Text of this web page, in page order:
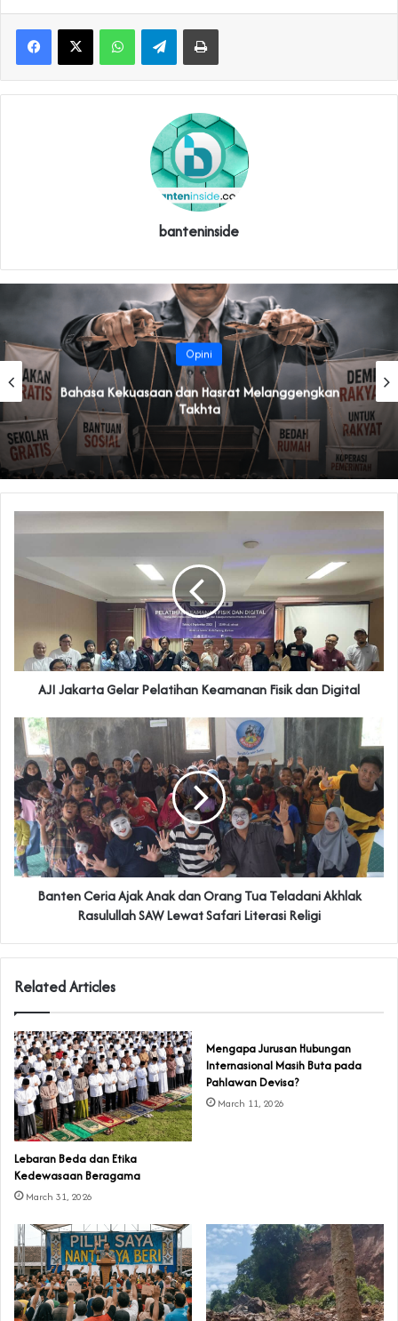
WhatsAppTelegramPrint
banteninside
Opini
Bahasa Kekuasaan dan Hasrat Melanggengkan
Takhta
‎AJI Jakarta Gelar Pelatihan Keamanan Fisik dan Digital
Banten Ceria Ajak Anak dan Orang Tua Teladani Akhlak
Rasulullah SAW Lewat Safari Literasi Religi
Related Articles
Lebaran Beda dan Etika
Kedewasaan Beragama
March 31, 2026
Mengapa Jurusan Hubungan
Internasional Masih Buta pada
Pahlawan Devisa?
March 11, 2026